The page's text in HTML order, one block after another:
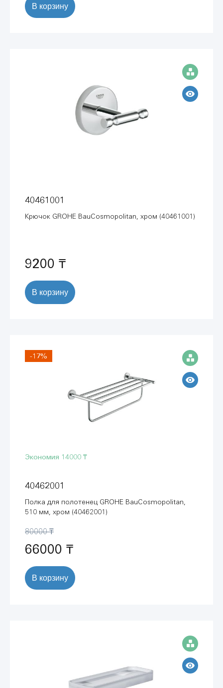
В корзину
40461001
Крючок GROHE BauCosmopolitan, хром (40461001)
9200 ₸
В корзину
-17%
Экономия 14000 ₸
40462001
Полка для полотенец GROHE BauCosmopolitan,
510 мм, хром (40462001)
80000 ₸
66000 ₸
В корзину